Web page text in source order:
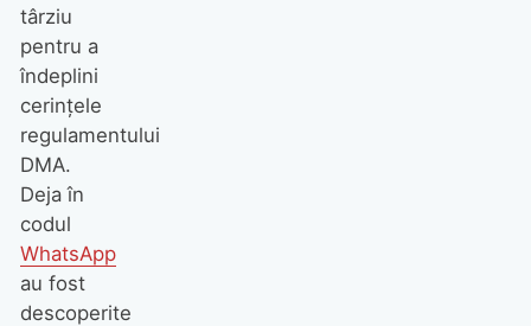
târziu
pentru a
îndeplini
cerințele
regulamentului
DMA.
Deja în
codul
WhatsApp
au fost
descoperite